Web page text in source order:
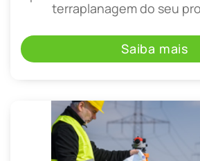
terraplanagem do seu
Saiba mais